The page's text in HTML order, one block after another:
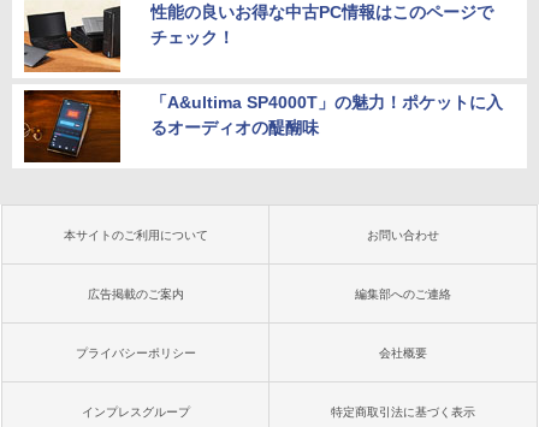
性能の良いお得な中古PC情報はこのページで
チェック！
「A&ultima SP4000T」の魅力！ポケットに入
るオーディオの醍醐味
本サイトのご利用について お問い合わせ
広告掲載のご案内 編集部へのご連絡
プライバシーポリシー 会社概要
インプレスグループ 特定商取引法に基づく表示